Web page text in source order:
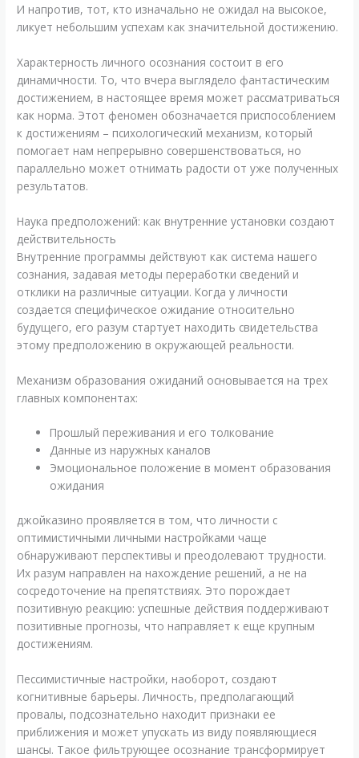
И напротив, тот, кто изначально не ожидал на высокое,
ликует небольшим успехам как значительной достижению.
Характерность личного осознания состоит в его
динамичности. То, что вчера выглядело фантастическим
достижением, в настоящее время может рассматриваться
как норма. Этот феномен обозначается приспособлением
к достижениям – психологический механизм, который
помогает нам непрерывно совершенствоваться, но
параллельно может отнимать радости от уже полученных
результатов.
Наука предположений: как внутренние установки создают
действительность
Внутренние программы действуют как система нашего
сознания, задавая методы переработки сведений и
отклики на различные ситуации. Когда у личности
создается специфическое ожидание относительно
будущего, его разум стартует находить свидетельства
этому предположению в окружающей реальности.
Механизм образования ожиданий основывается на трех
главных компонентах:
Прошлый переживания и его толкование
Данные из наружных каналов
Эмоциональное положение в момент образования
ожидания
джойказино проявляется в том, что личности с
оптимистичными личными настройками чаще
обнаруживают перспективы и преодолевают трудности.
Их разум направлен на нахождение решений, а не на
сосредоточение на препятствиях. Это порождает
позитивную реакцию: успешные действия поддерживают
позитивные прогнозы, что направляет к еще крупным
достижениям.
Пессимистичные настройки, наоборот, создают
когнитивные барьеры. Личность, предполагающий
провалы, подсознательно находит признаки ее
приближения и может упускать из виду появляющиеся
шансы. Такое фильтрующее осознание трансформирует